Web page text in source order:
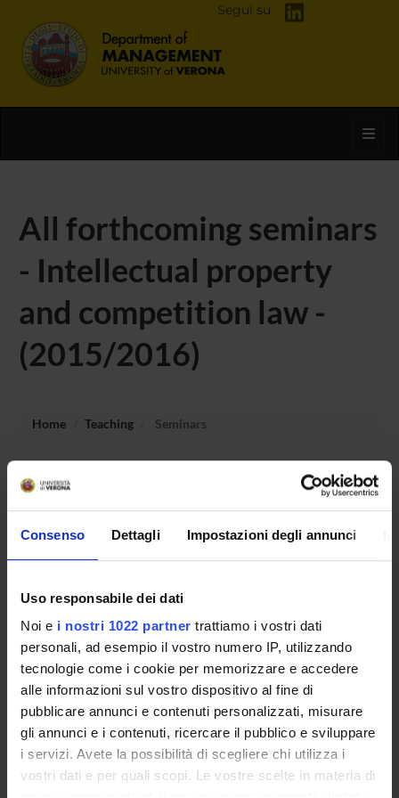
Consenso Dettagli Impostazioni degli annunci
Uso responsabile dei dati
Noi e i nostri 1022 partner trattiamo i vostri dati
personali, ad esempio il vostro numero IP, utilizzando
tecnologie come i cookie per memorizzare e accedere
alle informazioni sul vostro dispositivo al fine di
pubblicare annunci e contenuti personalizzati, misurare
gli annunci e i contenuti, ricercare il pubblico e sviluppare
i servizi. Avete la possibilità di scegliere chi utilizza i
vostri dati e per quali scopi. Le vostre scelte in materia di
Segui su
All forthcoming seminars
- Intellectual property
and competition law -
(2015/2016)
Home Teaching Seminars
No recent seminar found relating to teaching Intellectual
property and competition law.
PHD PROGRAMMES AND POSTGRADUATE
TRAINING
Contacts
People
Places